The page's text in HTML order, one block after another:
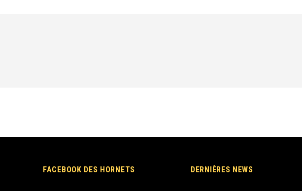
FACEBOOK DES HORNETS DERNIÈRES NEWS